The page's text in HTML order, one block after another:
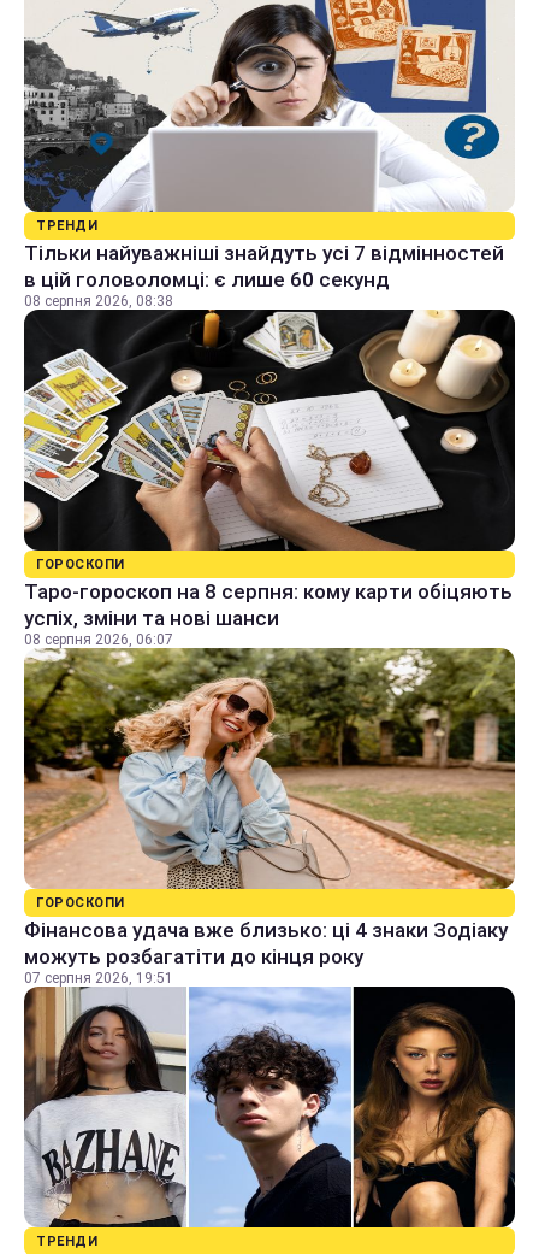
ТРЕНДИ
Тільки найуважніші знайдуть усі 7 відмінностей
в цій головоломці: є лише 60 секунд
08 серпня 2026, 08:38
ГОРОСКОПИ
Таро-гороскоп на 8 серпня: кому карти обіцяють
успіх, зміни та нові шанси
08 серпня 2026, 06:07
ГОРОСКОПИ
Фінансова удача вже близько: ці 4 знаки Зодіаку
можуть розбагатіти до кінця року
07 серпня 2026, 19:51
ТРЕНДИ